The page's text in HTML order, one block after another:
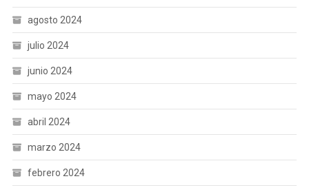
agosto 2024
julio 2024
junio 2024
mayo 2024
abril 2024
marzo 2024
febrero 2024